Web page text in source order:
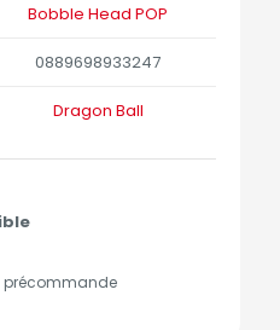
Bobble Head POP
0889698933247
Dragon Ball
précommande